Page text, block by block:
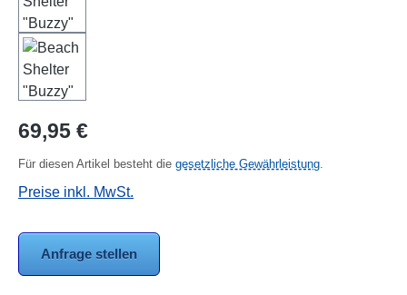
Regulärer Preis:
69,95 €
Für diesen Artikel besteht die gesetzliche Gewährleistung
Preise inkl. MwSt.
Anfrage stellen